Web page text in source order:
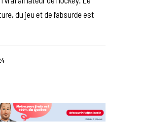
du jeu et de l’absurde est